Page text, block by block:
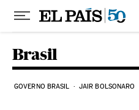
Pular para o conteúdo
Brasil
GOVERNO BRASIL JAIR BOLSONARO